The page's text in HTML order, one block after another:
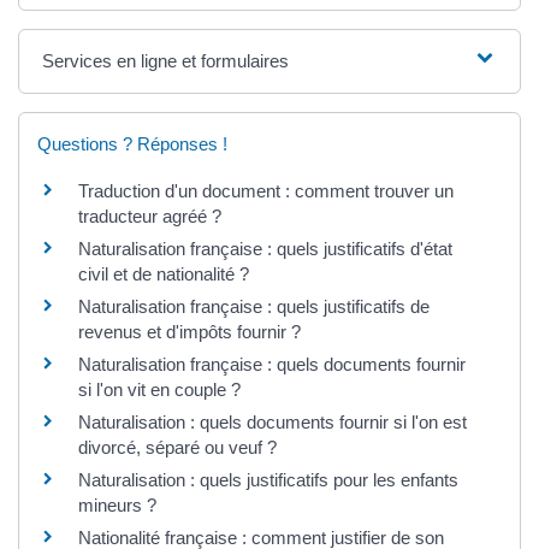
Services en ligne et formulaires
Questions ? Réponses !
Traduction d'un document : comment trouver un
traducteur agréé ?
Naturalisation française : quels justificatifs d'état
civil et de nationalité ?
Naturalisation française : quels justificatifs de
revenus et d'impôts fournir ?
Naturalisation française : quels documents fournir
si l'on vit en couple ?
Naturalisation : quels documents fournir si l'on est
divorcé, séparé ou veuf ?
Naturalisation : quels justificatifs pour les enfants
mineurs ?
Nationalité française : comment justifier de son